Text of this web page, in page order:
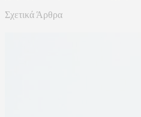
Σχετικά Άρθρα